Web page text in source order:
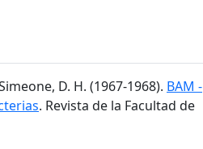
D. H. (1967-1968). BAM -
. Revista de la Facultad de